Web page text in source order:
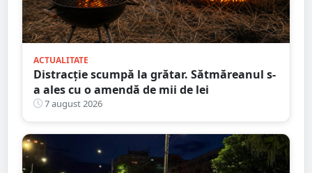
ACTUALITATE
Distracție scumpă la grătar. Sătmăreanul s-
a ales cu o amendă de mii de lei
7 august 2026